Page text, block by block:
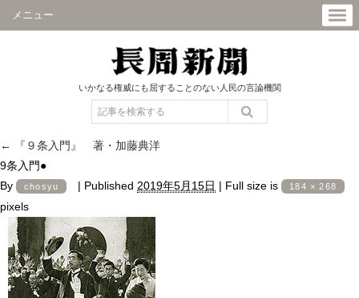
メニュー
いかなる権威にも屈することのない人民の言論機関
←
『９条入門』 著・加藤典洋
9条入門●
By
chosyu | Published 2019年5月15日 | Full size is 184 × 268
pixels